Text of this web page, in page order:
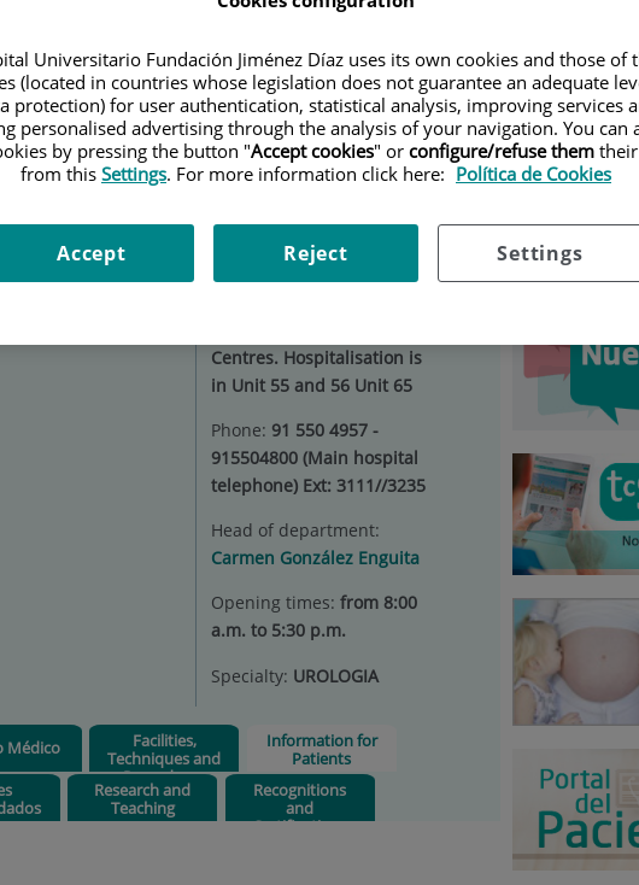
Situation: The HUFJD’s
Urology Diagnosis and
Rey Building. The
Centres. Hospitalisation is
in Unit 55 and 56 Unit 65
Phone: 91 550 4957 -
915504800 (Main hospital
telephone) Ext: 3111//3235
Head of department:
Carmen González Enguita
Opening times: from 8:00
a.m. to 5:30 p.m.
Specialty: UROLOGIA
Médico
Facilities,
Techniques and
Procedures
Information for
Patients
Research and
Teaching
Recognitions
and
Certifications
Select an option
Universitario Fundación Jiménez Díaz uses its own cookies and those of
(located in countries whose legislation does not guarantee an adequate
protection) for user authentication, statistical analysis, improving services
personalised advertising through the analysis of your navigation. You can
by pressing the button "Accept cookies" or configure/refuse them
from this Settings. For more information click here: Política de Cookies
Settings
Reject
Accept